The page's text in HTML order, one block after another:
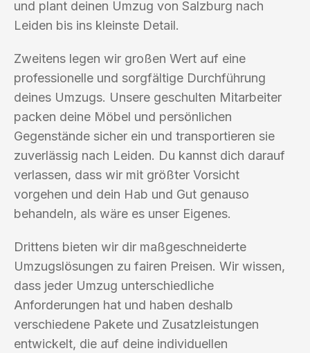
und plant deinen Umzug von Salzburg nach
Leiden bis ins kleinste Detail.
Zweitens legen wir großen Wert auf eine
professionelle und sorgfältige Durchführung
deines Umzugs. Unsere geschulten Mitarbeiter
packen deine Möbel und persönlichen
Gegenstände sicher ein und transportieren sie
zuverlässig nach Leiden. Du kannst dich darauf
verlassen, dass wir mit größter Vorsicht
vorgehen und dein Hab und Gut genauso
behandeln, als wäre es unser Eigenes.
Drittens bieten wir dir maßgeschneiderte
Umzugslösungen zu fairen Preisen. Wir wissen,
dass jeder Umzug unterschiedliche
Anforderungen hat und haben deshalb
verschiedene Pakete und Zusatzleistungen
entwickelt, die auf deine individuellen